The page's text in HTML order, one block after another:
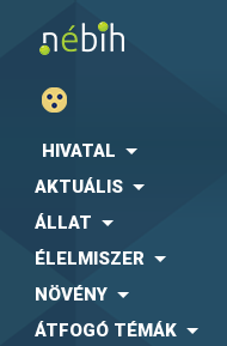
HIVATAL
AKTUÁLIS
ÁLLAT
ÉLELMISZER
NÖVÉNY
ÁTFOGÓ TÉMÁK